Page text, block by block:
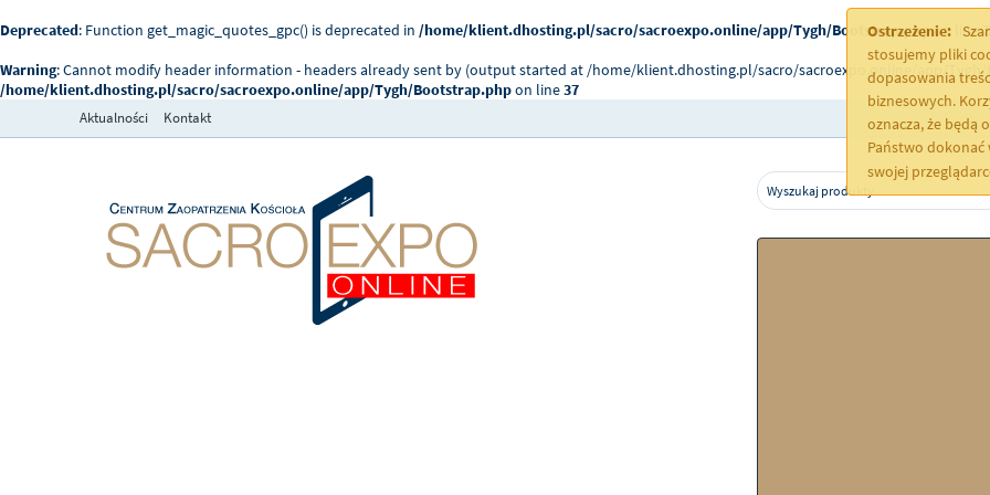
Deprecated: Function get_magic_quotes_gpc() is deprecated in /home/klient.dhosting.pl/sacro/sacroexpo.online/app/Tygh/Bootstrap.phpon line
Warning: Cannot modify header information - headers already sent by (output started at /home/klient.dhosting.pl/sacro/sacroexpo.online/app/Tygh/
/home/klient.dhosting.pl/sacro/sacroexpo.online/app/Tygh/Bootstrap.phpon line37
Ostrzeżenie:
stosujemy pliki
dopasowania
biznesowych.
oznacza, że będą
Państwo dokonać
swojej
Aktualności Kontakt